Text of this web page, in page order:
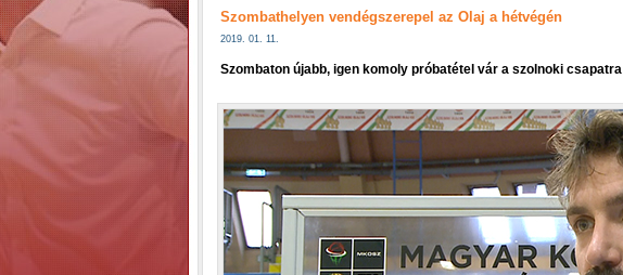
Szombathelyen vendégszerepel az Olaj a hétvégén
2019. 01. 11.
Szombaton újabb, igen komoly próbatétel vár a szolnoki csapatra